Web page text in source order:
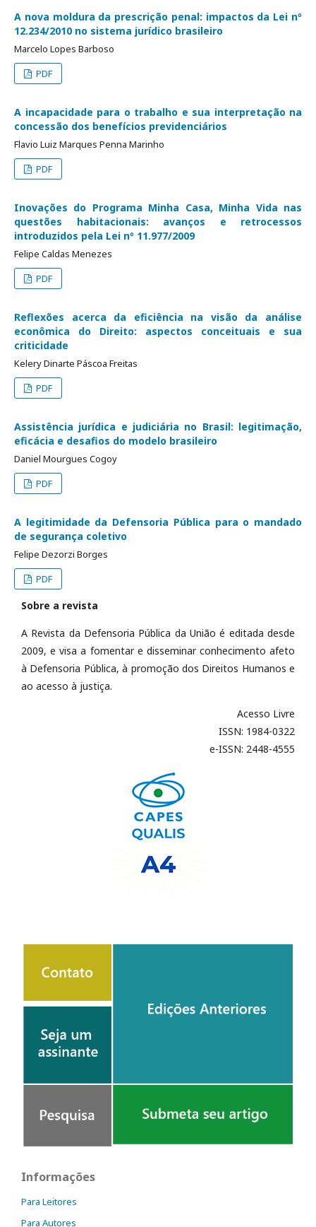
A nova moldura da prescrição penal: impactos da Lei nº
12.234/2010 no sistema jurídico brasileiro
Marcelo Lopes Barboso
PDF
A incapacidade para o trabalho e sua interpretação na
concessão dos benefícios previdenciários
Flavio Luiz Marques Penna Marinho
PDF
Inovações do Programa Minha Casa, Minha Vida nas
questões habitacionais: avanços e retrocessos
introduzidos pela Lei nº 11.977/2009
Felipe Caldas Menezes
PDF
Reflexões acerca da eficiência na visão da análise
econômica do Direito: aspectos conceituais e sua
criticidade
Kelery Dinarte Páscoa Freitas
PDF
Assistência jurídica e judiciária no Brasil: legitimação,
eficácia e desafios do modelo brasileiro
Daniel Mourgues Cogoy
PDF
A legitimidade da Defensoria Pública para o mandado
de segurança coletivo
Felipe Dezorzi Borges
PDF
Sobre a revista
A Revista da Defensoria Pública da União é editada desde
2009, e visa a fomentar e disseminar conhecimento afeto
à Defensoria Pública, à promoção dos Direitos Humanos e
ao acesso à justiça.
Acesso Livre
ISSN: 1984-0322
e-ISSN: 2448-4555
Informações
Para Leitores
Para Autores